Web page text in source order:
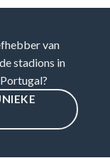
van
stadions in